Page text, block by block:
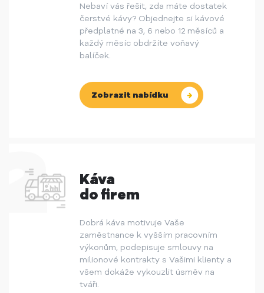
Nebaví vás řešit, zda máte dostatek
čerstvé kávy? Objednejte si kávové
předplatné na 3, 6 nebo 12 měsíců a
každý měsíc obdržíte voňavý
balíček.
Zobrazit nabídku
Káva
do firem
Dobrá káva motivuje Vaše
zaměstnance k vyšším pracovním
výkonům, podepisuje smlouvy na
milionové kontrakty s Vašimi klienty a
všem dokáže vykouzlit úsměv na
tváři.